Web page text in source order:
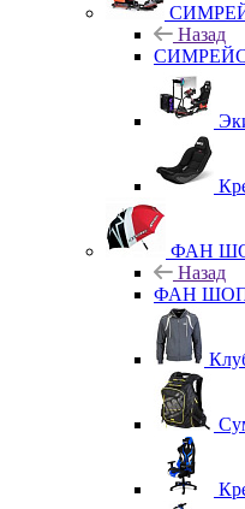
Назад
ФАН
Назад
ФАН